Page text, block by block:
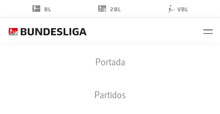
BL 2BL VBL
Portada
Partidos